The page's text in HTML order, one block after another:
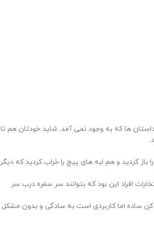
ها که به وجود نمی آمد. شاید خودتان هم تا
کردید و هم لبه های پیچ را خراب کردید که دیگر
افراد این بود که بتوانند سر سفره درب سر
ساده اما کاربردی است به سادگی و بدون مشکل